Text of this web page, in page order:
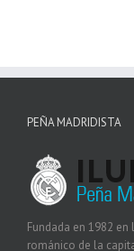
PEÑA MADRIDISTA
Fundada en 1982
románico de la